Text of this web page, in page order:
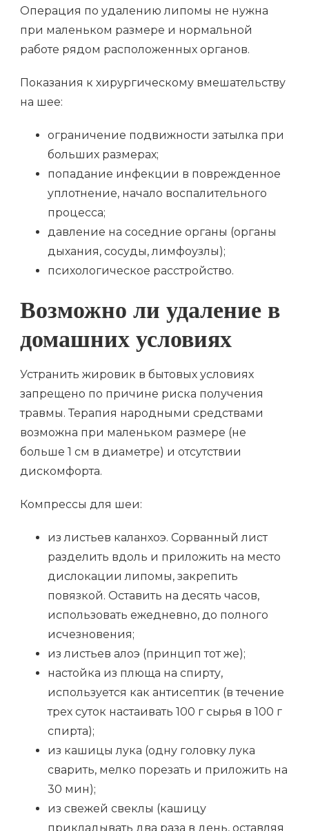
Операция по удалению липомы не нужна
при маленьком размере и нормальной
работе рядом расположенных органов.
Показания к хирургическому вмешательству
на шее:
ограничение подвижности затылка при
больших размерах;
попадание инфекции в поврежденное
уплотнение, начало воспалительного
процесса;
давление на соседние органы (органы
дыхания, сосуды, лимфоузлы);
психологическое расстройство.
Возможно ли удаление в
домашних условиях
Устранить жировик в бытовых условиях
запрещено по причине риска получения
травмы. Терапия народными средствами
возможна при маленьком размере (не
больше 1 см в диаметре) и отсутствии
дискомфорта.
Компрессы для шеи:
из листьев каланхоэ. Сорванный лист
разделить вдоль и приложить на место
дислокации липомы, закрепить
повязкой. Оставить на десять часов,
использовать ежедневно, до полного
исчезновения;
из листьев алоэ (принцип тот же);
настойка из плюща на спирту,
используется как антисептик (в течение
трех суток настаивать 100 г сырья в 100 г
спирта);
из кашицы лука (одну головку лука
сварить, мелко порезать и приложить на
30 мин);
из свежей свеклы (кашицу
прикладывать два раза в день, оставляя